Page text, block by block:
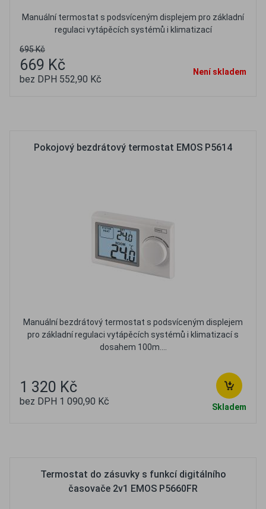
Manuální termostat s podsvíceným displejem pro základní
regulaci vytápěcích systémů i klimatizací
695 Kč
669 Kč
bez DPH 552,90 Kč
Není skladem
Pokojový bezdrátový termostat EMOS P5614
Manuální bezdrátový termostat s podsvíceným displejem
pro základní regulaci vytápěcích systémů i klimatizací s
dosahem 100m....
1 320 Kč
bez DPH 1 090,90 Kč Skladem
Termostat do zásuvky s funkcí digitálního
časovače 2v1 EMOS P5660FR